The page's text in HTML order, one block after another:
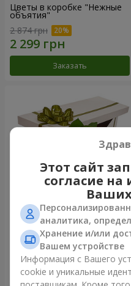
Цветы в коробке "Нежные
объятия"
2 874 грн
Заказать
Цветы в коробке "15
розовых роз"
2 587 грн
Заказать
Этот сайт
согласие на
аналитика,
Хранение и/или
Вашем устройстве
Информация с Вашего
cookie и уникальные